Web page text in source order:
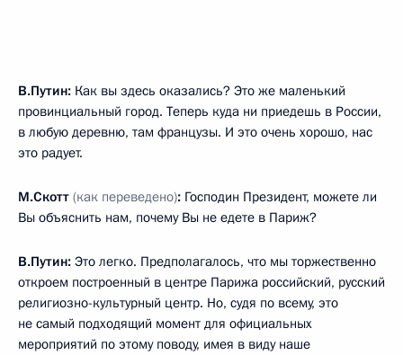
В.Путин: Как вы здесь оказались? Это же маленький
провинциальный город. Теперь куда ни приедешь в России,
в любую деревню, там французы. И это очень хорошо, нас
это радует.
М.Скотт (как переведено): Господин Президент, можете ли
Вы объяснить нам, почему Вы не едете в Париж?
В.Путин: Это легко. Предполагалось, что мы торжественно
откроем построенный в центре Парижа российский, русский
религиозно-культурный центр. Но, судя по всему, это
не самый подходящий момент для официальных
мероприятий по этому поводу, имея в виду наше